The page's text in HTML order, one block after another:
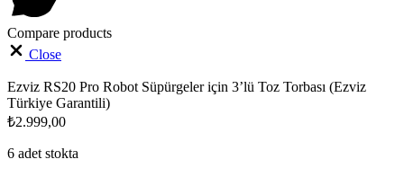
Compare products
Close
Ezviz RS20 Pro Robot Süpürgeler için 3’lü Toz Torbası (Ezviz
Türkiye Garantili)
₺2.999,00
6 adet stokta